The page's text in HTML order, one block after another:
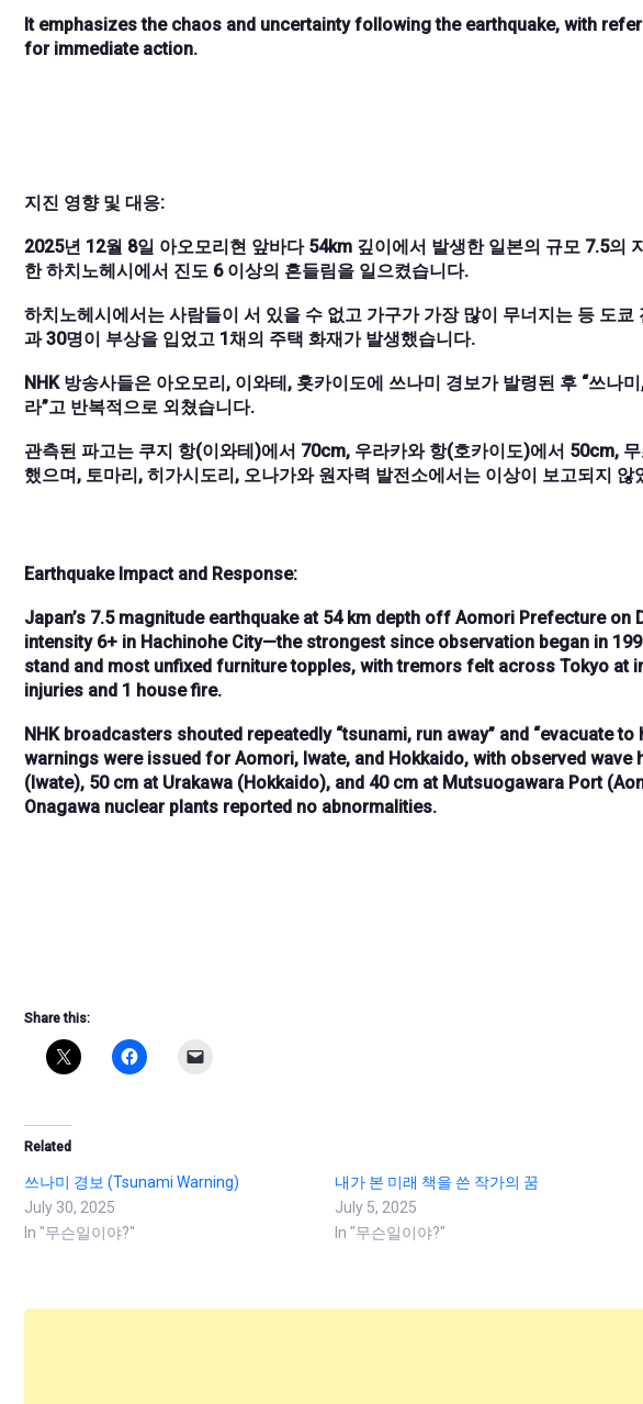
It emphasizes the chaos and uncertainty following the earthquake, with
for immediate action.
지진 영향 및 대응:
2025년 12월 8일 아오모리현 앞바다 54km 깊이에서 발생한 일본의 규모 7.5의
한 하치노헤시에서 진도 6 이상의 흔들림을 일으켰습니다.
하치노헤시에서는 사람들이 서 있을 수 없고 가구가 가장 많이 무너지는 등 도
과 30명이 부상을 입었고 1채의 주택 화재가 발생했습니다.
NHK 방송사들은 아오모리, 이와테, 홋카이도에 쓰나미 경보가 발령된 후 “쓰나
라”고 반복적으로 외쳤습니다.
관측된 파고는 쿠지 항(이와테)에서 70cm, 우라카와 항(호카이도)에서 50cm,
했으며, 토마리, 히가시도리, 오나가와 원자력 발전소에서는 이상이 보고되지 않
Earthquake Impact and Response:
Japan’s 7.5 magnitude earthquakeat 54 km depth off Aomori Prefectureon
intensity 6+ in Hachinohe City—the strongest since observation began in
stand and most unfixed furniture topples, with tremors felt across Tokyo at
injuries and 1 house fire.
NHK broadcasters shouted repeatedly“tsunami, run away” and “evacuate to
warnings were issued forAomori, Iwate, and Hokkaido, with observed wave
(Iwate), 50 cm at Urakawa (Hokkaido), and 40 cm at Mutsuogawara Port
Onagawa nuclear plants reported no abnormalities.
Share this:
Related
쓰나미 경보 (Tsunami Warning)
July 30, 2025
In "무슨일이야?"
내가 본 미래 책을 쓴 작가의 꿈
July 5, 2025
In "무슨일이야?"